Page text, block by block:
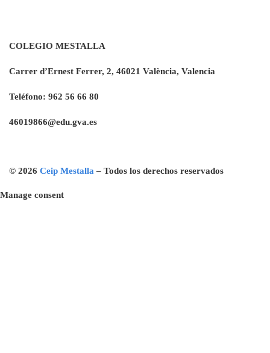
COLEGIO MESTALLA
Carrer d’Ernest Ferrer, 2, 46021 València, Valencia
Teléfono: 962 56 66 80
46019866@edu.gva.es
© 2026 Ceip Mestalla – Todos los derechos reservados
Manage consent